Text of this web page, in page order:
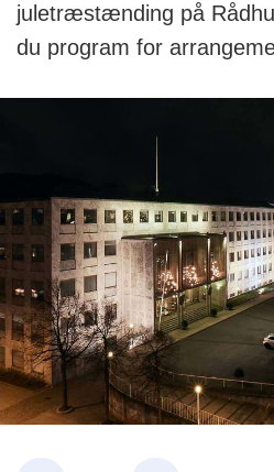
juletræstænding på
du program for